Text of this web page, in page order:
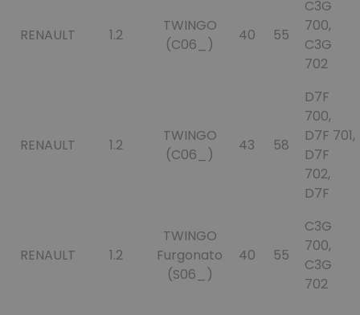
RENAULT 1.2
TWINGO
(C06_)
40 55
C3G
700,
C3G
702
RENAULT 1.2
TWINGO
(C06_)
43 58
D7F
700,
D7F 701,
D7F
702,
D7F
RENAULT 1.2
TWINGO
Furgonato
(S06_)
40 55
C3G
700,
C3G
702